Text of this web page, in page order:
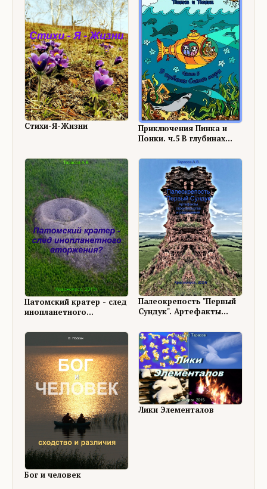
Стихи-Я-Жизни
Приключения Пинка и
Понки. ч.5 В глубинах
Патомский кратер - след
инопланетного
Палеокрепость "Первый
Сундук". Артефакты
разрушения
Бог и человек
Лики Элементалов